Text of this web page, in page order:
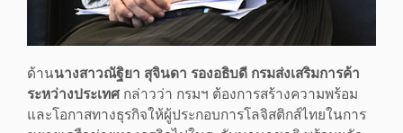
ด้านนางสาวณัฐิยา สุจินดา รองอธิบดี กรมส่งเสริมการค้า
ระหว่างประเทศ กล่าวว่า กรมฯ ต้องการสร้างความพร้อม
และโอกาสทางธุรกิจให้ผู้ประกอบการโลจิสติกส์ไทยในการ